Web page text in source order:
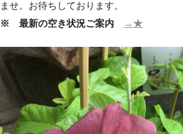
ませ。お待ちしております。
※ 最新の空き状況ご案内
→★